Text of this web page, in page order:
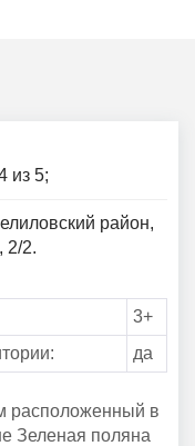
из 5;
район,
2/2.
3+
да
расположенный в
Зеленая поляна